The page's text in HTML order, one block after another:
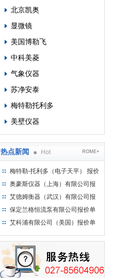
北京凯奥
显微镜
美国博勒飞
中科美菱
气象仪器
苏净安泰
梅特勒托利多
美壁仪器
热点新闻 Hot ROME+
梅特勒-托利多（电子天平） 报价
单
奥豪斯仪器（上海）有限公司报
价单
艾德姆衡器（武汉）有限公司报
价单
保定兰格恒流泵有限公司报价单
艾科浦有限公司（美国）报价单